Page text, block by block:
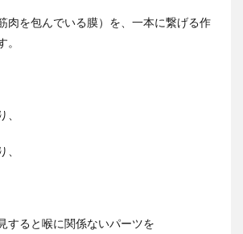
肉を包んでいる膜）を、一本に繋げる作
すると喉に関係ないパーツを